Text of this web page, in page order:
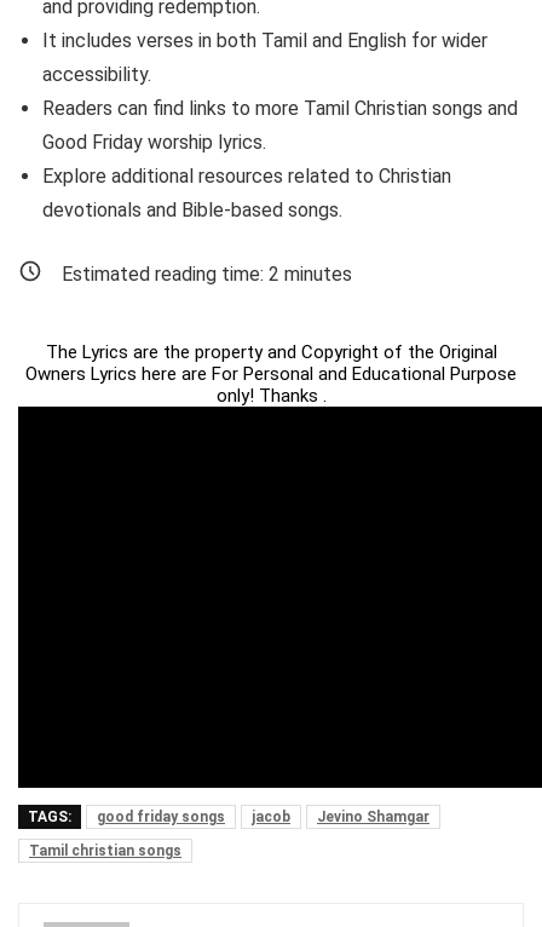
and providing redemption.
It includes verses in both Tamil and English for wider
accessibility.
Readers can find links to more Tamil Christian songs and
Good Friday worship lyrics.
Explore additional resources related to Christian
devotionals and Bible-based songs.
Estimated reading time: 2 minutes
The Lyrics are the property and Copyright of the Original
Owners Lyrics here are For Personal and Educational Purpose
only! Thanks .
TAGS: good friday songs jacob
Jevino Shamgar
Tamil christian songs